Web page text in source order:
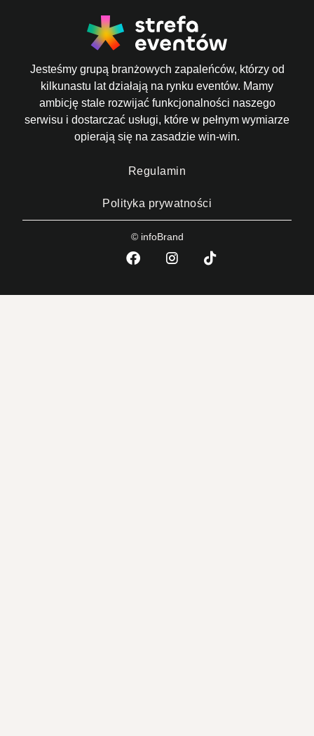
Jesteśmy grupą branżowych zapaleńców, którzy od
kilkunastu lat działają na rynku eventów. Mamy
ambicję stale rozwijać funkcjonalności naszego
serwisu i dostarczać usługi, które w pełnym wymiarze
opierają się na zasadzie win-win.
Regulamin
Polityka prywatności
© infoBrand